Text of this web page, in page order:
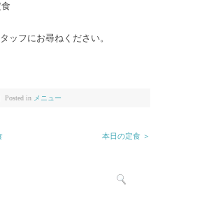
ッフにお尋ねください。
Posted in メニュー
本日の定食 ＞